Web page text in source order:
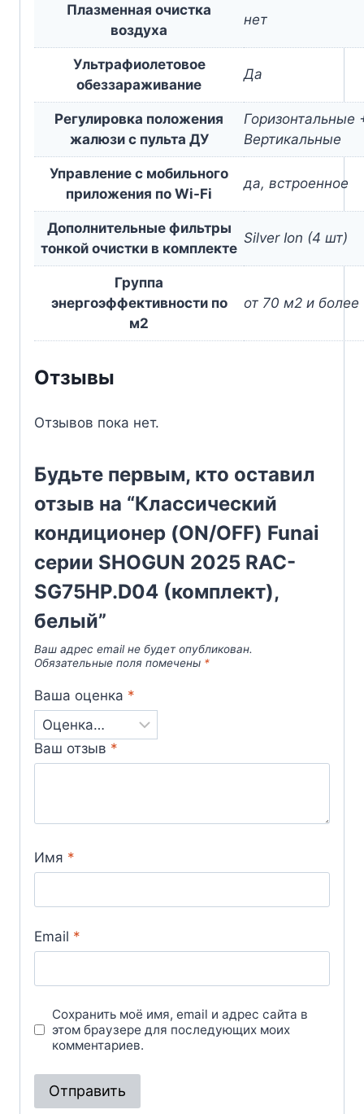
Плазменная очистка
воздуха
нет
Ультрафиолетовое
обеззараживание
Да
Регулировка положения
жалюзи с пульта ДУ
Горизонтальные
Вертикальные
Управление c мобильного
приложения по Wi-Fi
да, встроенное
Дополнительные фильтры
тонкой очистки в комплекте
Silver Ion (4 шт)
Группа
энергоэффективности по
м2
от 70 м2 и более
Отзывы
Отзывов пока нет.
Будьте первым, кто оставил
отзыв на “Классический
кондиционер (ON/OFF) Funai
серии SHOGUN 2025 RAC-
SG75HP.D04 (комплект),
белый”
Ваш адрес email не будет опубликован.
Обязательные поля помечены *
Ваша оценка *
Ваш отзыв *
Имя *
Email *
Сохранить моё имя, email и адрес сайта в
этом браузере для последующих моих
комментариев.